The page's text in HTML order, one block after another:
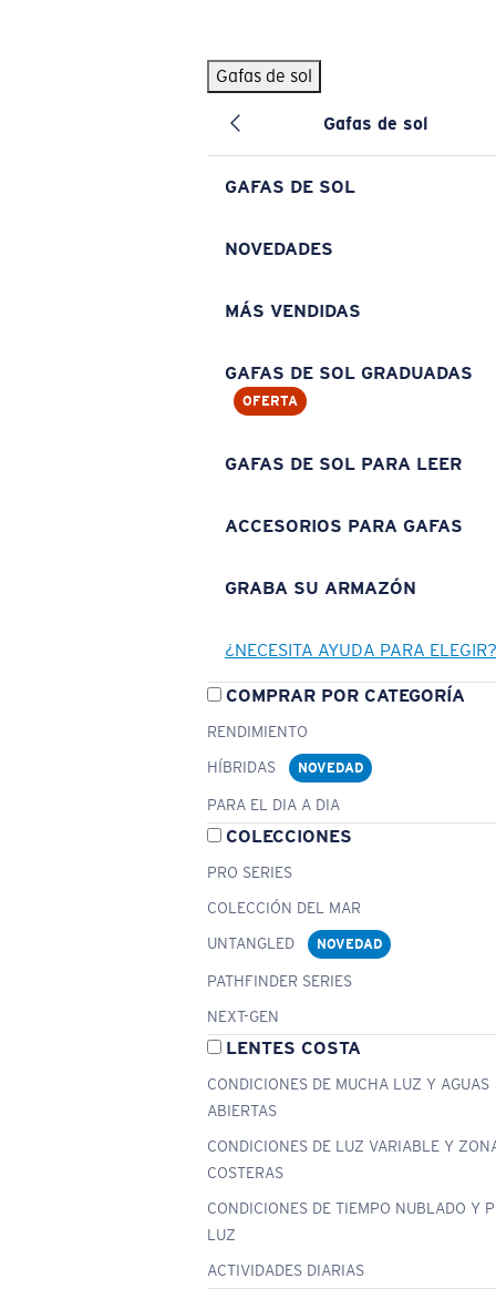
Gafas de sol
Gafas de sol
GAFAS DE SOL
NOVEDADES
MÁS VENDIDAS
GAFAS DE SOL GRADUADAS
OFERTA
GAFAS DE SOL PARA LEER
ACCESORIOS PARA GAFAS
GRABA SU ARMAZÓN
¿NECESITA AYUDA PARA ELEGIR?
COMPRAR POR CATEGORÍA
RENDIMIENTO
HÍBRIDAS
NOVEDAD
PARA EL DIA A DIA
COLECCIONES
PRO SERIES
COLECCIÓN DEL MAR
UNTANGLED
NOVEDAD
PATHFINDER SERIES
NEXT-GEN
LENTES COSTA
CONDICIONES DE MUCHA LUZ Y AGUAS
ABIERTAS
CONDICIONES DE LUZ VARIABLE Y
COSTERAS
CONDICIONES DE TIEMPO NUBLADO Y
LUZ
ACTIVIDADES DIARIAS
BÚSQUEDAS POPULARES
Pilothouse PRO Limited Edition Pack Exclusivo
Gafas de sol personalizadas
Los más vendidos de gafas de sol